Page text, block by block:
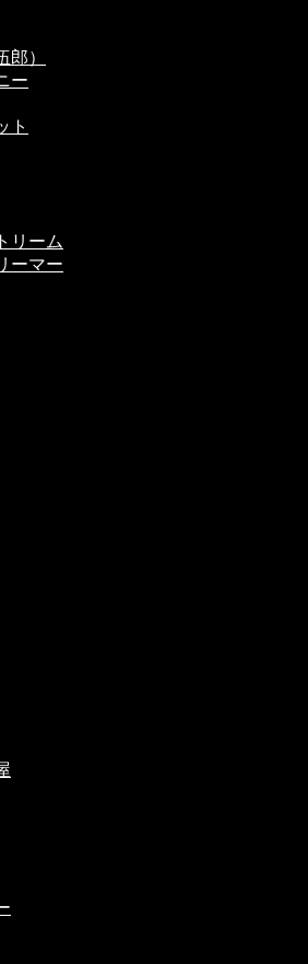
郎）
ー
ト
リーム
ーマー